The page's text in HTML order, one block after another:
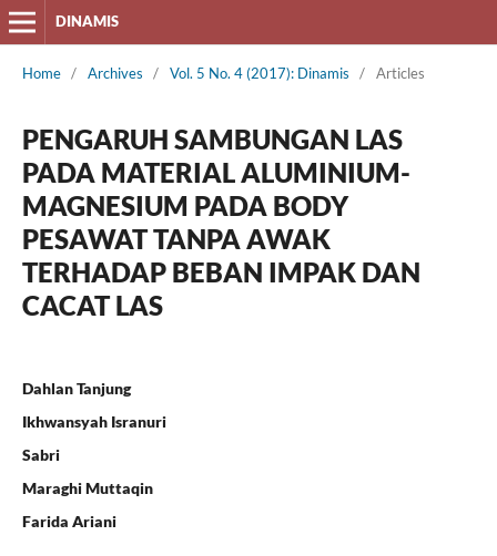
DINAMIS
Home / Archives / Vol. 5 No. 4 (2017): Dinamis / Articles
PENGARUH SAMBUNGAN LAS
PADA MATERIAL ALUMINIUM-
MAGNESIUM PADA BODY
PESAWAT TANPA AWAK
TERHADAP BEBAN IMPAK DAN
CACAT LAS
Dahlan Tanjung
Ikhwansyah Isranuri
Sabri
Maraghi Muttaqin
Farida Ariani